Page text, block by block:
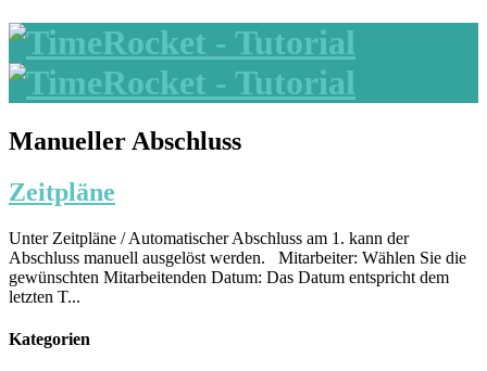
Manueller Abschluss
Zeitpläne
Unter Zeitpläne / Automatischer Abschluss am 1. kann der
Abschluss manuell ausgelöst werden. Mitarbeiter: Wählen Sie die
gewünschten Mitarbeitenden Datum: Das Datum entspricht dem
letzten T...
Kategorien